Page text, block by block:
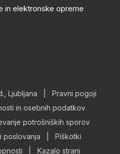
in elektronske opreme
Ljubljana
Pravni pogoji
in osebnih podatkov
potrošniških sporov
poslovanja
Piškotki
Kazalo strani